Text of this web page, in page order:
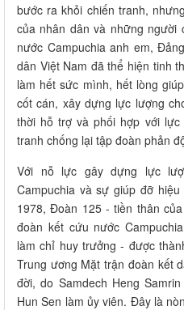
bước ra khỏi chiến tranh,
của nhân dân và những người
nước Campuchia anh em,
dân Việt Nam đã thể hiện tinh
làm hết sức mình, hết lòng
cốt cán, xây dựng lực lượng
thời hỗ trợ và phối hợp với lực
tranh chống lại tập đoàn phản
Với nỗ lực gây dựng lực
Campuchia và sự giúp đỡ
1978, Đoàn 125 - tiền thân
đoàn kết cứu nước
làm chỉ huy trưởng - được
Trung ương Mặt trận đoàn kết
đời, do Samdech Heng
Hun Sen làm ủy viên. Đây là